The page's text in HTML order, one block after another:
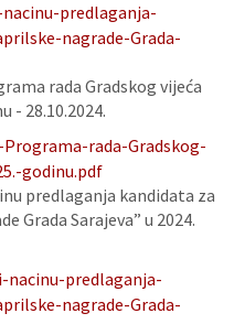
predlaganja-
nagrade-Grada-
rada Gradskog vijeća
- 28.10.2024.
rada-Gradskog-
godinu.pdf
predlaganja kandidata za
Grada Sarajeva” u 2024.
nacinu-predlaganja-
nagrade-Grada-